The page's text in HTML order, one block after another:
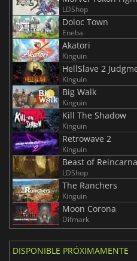
LDShop
Doloc Town
Eneba
Akatori
Kinguin
HellSlave 2
Kinguin
Big Walk
Kinguin
Kill The Shadow
Kinguin
Retrowave 2
Kinguin
Beast of
LDShop
The Ranchers
Kinguin
Moon Corona
Difmark
DISPONIBLE PRÓXIMAMENTE